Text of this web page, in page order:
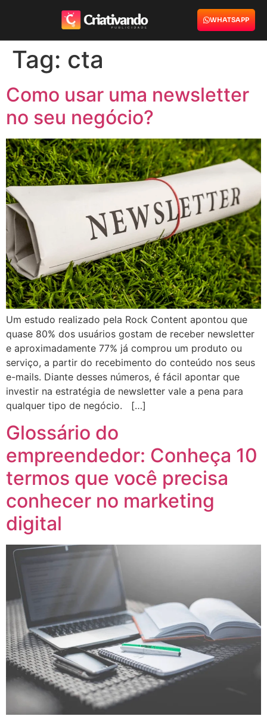
WHATSAPP
Tag: cta
Como usar uma newsletter
no seu negócio?
Um estudo realizado pela Rock Content apontou que
quase 80% dos usuários gostam de receber newsletter
e aproximadamente 77% já comprou um produto ou
serviço, a partir do recebimento do conteúdo nos seus
e-mails. Diante desses números, é fácil apontar que
investir na estratégia de newsletter vale a pena para
qualquer tipo de negócio. […]
Glossário do
empreendedor: Conheça 10
termos que você precisa
conhecer no marketing
digital